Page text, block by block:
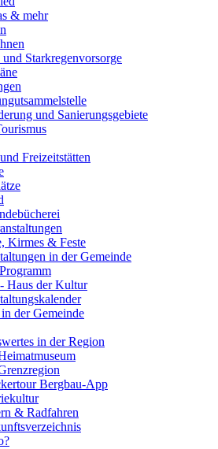
& mehr
Starkregenvorsorge
und Sanierungsgebiete
Freizeitstätten
Kirmes & Feste
in der Gemeinde
Haus der Kultur
der Gemeinde
in der Region
Bergbau-App
& Radfahren